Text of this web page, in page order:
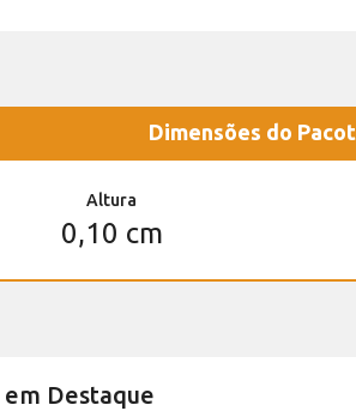
Dimensões do
Altura
0,10 cm
Destaque